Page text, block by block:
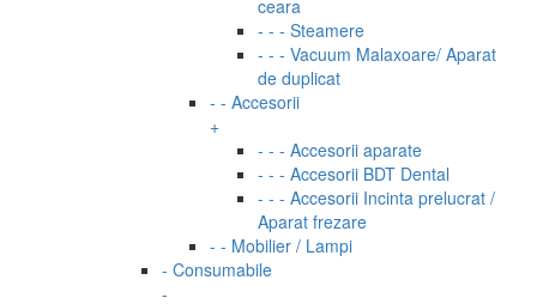
ceara
- - - Steamere
- - - Vacuum Malaxoare/ Aparat
de duplicat
- - Accesorii
+
- - - Accesorii aparate
- - - Accesorii BDT Dental
- - - Accesorii Incinta prelucrat /
Aparat frezare
- - Mobilier / Lampi
- Consumabile
-